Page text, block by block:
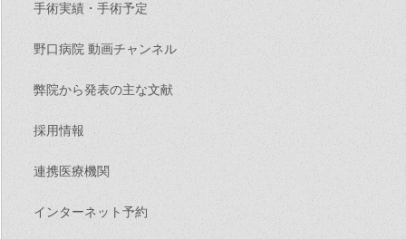
手術実績・手術予定
野口病院 動画チャンネル
弊院から発表の主な文献
採用情報
連携医療機関
インターネット予約